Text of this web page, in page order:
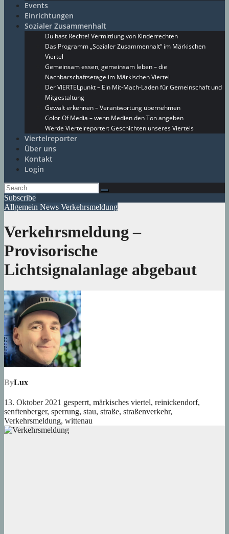
Events
Einrichtungen
Sozialer Zusammenhalt
Du hast Rechte! Vermittlung von Kinderrechten
Das Programm „Sozialer Zusammenhalt“ im Märkischen
Viertel
Gemeinsam essen, gemeinsam leben – die
Nachbarschaftsetage im Märkischen Viertel
Der VIERTELpunkt – Ein Mit-Mach-Laden für Gemeinschaft und
Mitgestaltung
Gewalt erkennen – Verantwortung übernehmen
Color Of Media – wenn Medien den Ton angeben
Werde Viertelreporter: Geschichten unseres Viertels
Viertelreporter
Über uns
Kontakt
Login
Subscribe
Allgemein News Verkehrsmeldung
Verkehrsmeldung –
Provisorische
Lichtsignalanlage abgebaut
ByLux
13. Oktober 2021 gesperrt, märkisches viertel, reinickendorf,
senftenberger, sperrung, stau, straße, straßenverkehr,
Verkehrsmeldung, wittenau